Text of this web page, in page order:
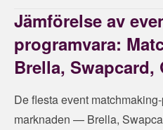
Jämförelse av
programvara:
Brella, Swapcard,
De flesta event
marknaden — Brella,